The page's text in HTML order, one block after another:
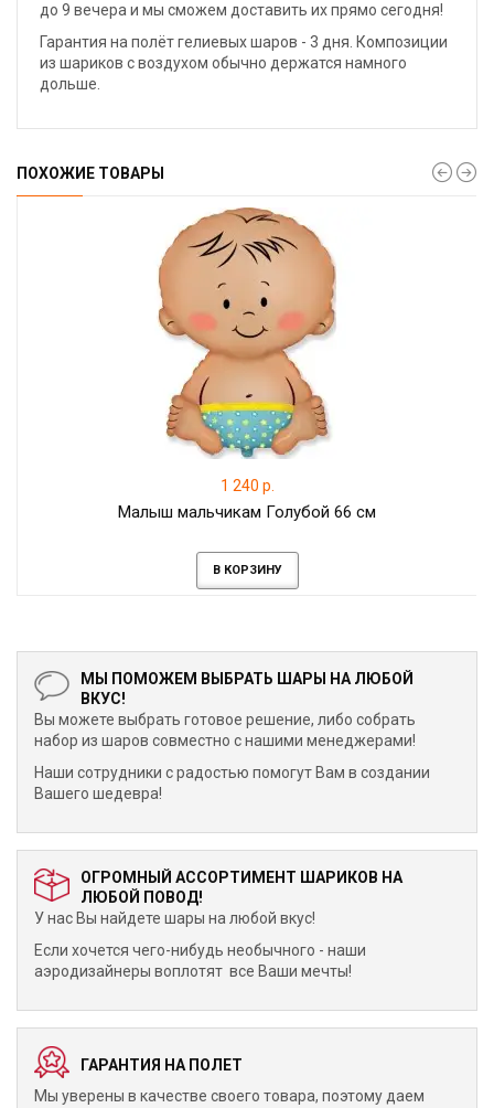
до 9 вечера и мы сможем доставить их прямо сегодня!
Гарантия на полёт гелиевых шаров - 3 дня. Композиции
из шариков с воздухом обычно держатся намного
дольше.
ПОХОЖИЕ ТОВАРЫ
1 240 р.
Малыш мальчикам Голубой 66 см
В КОРЗИНУ
МЫ ПОМОЖЕМ ВЫБРАТЬ ШАРЫ НА ЛЮБОЙ
ВКУС!
Вы можете выбрать готовое решение, либо собрать
набор из шаров совместно с нашими менеджерами!
Наши сотрудники с радостью помогут Вам в создании
Вашего шедевра!
ОГРОМНЫЙ АССОРТИМЕНТ ШАРИКОВ НА
ЛЮБОЙ ПОВОД!
У нас Вы найдете шары на любой вкус!
Если хочется чего-нибудь необычного - наши
аэродизайнеры воплотят все Ваши мечты!
ГАРАНТИЯ НА ПОЛЕТ
Мы уверены в качестве своего товара, поэтому даем